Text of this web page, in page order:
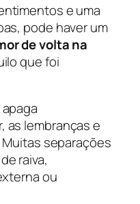
e uma
pode haver um
de volta na
que foi
as lembranças e
separações
raiva,
ou